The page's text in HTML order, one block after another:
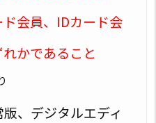
会員、IDカード会
かであること
、デジタルエディ